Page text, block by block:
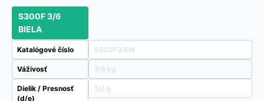
S300F 3/6
BIELA
Katalógové číslo S300F3/6W
Váživosť 3/6 kg
Dielik / Presnosť
(d/e)
1/2 g